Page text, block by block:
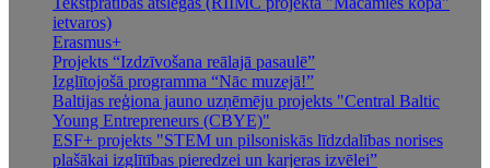
ietvaros)
Erasmus+
Projekts “Izdzīvošana reālajā pasaulē”
Izglītojošā programma “Nāc muzejā!”
Baltijas reģiona jauno uzņēmēju projekts "Central Baltic
Young Entrepreneurs (CBYE)"
ESF+ projekts "STEM un pilsoniskās līdzdalības norises
plašākai izglītības pieredzei un karjeras izvēlei”